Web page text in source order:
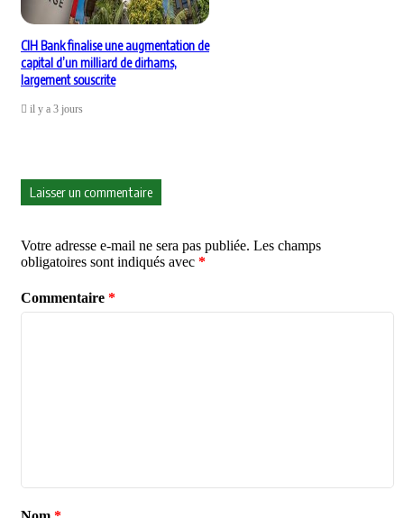
CIH Bank finalise une augmentation de
capital d’un milliard de dirhams,
largement souscrite
il y a 3 jours
Laisser un commentaire
Votre adresse e-mail ne sera pas publiée. Les champs
obligatoires sont indiqués avec *
Commentaire *